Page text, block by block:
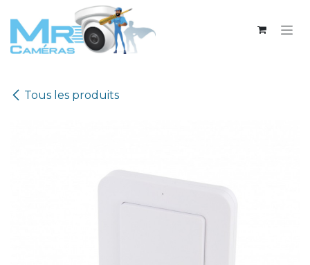
Se rendre au contenu
Tous les produits